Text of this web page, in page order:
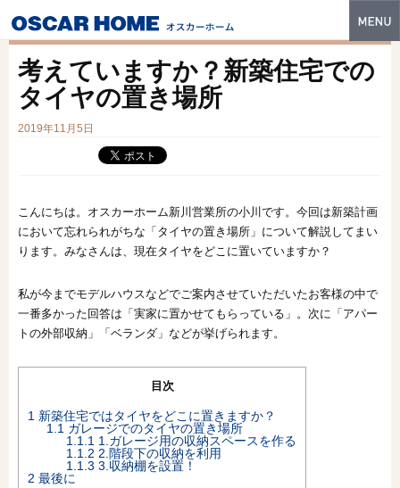
特長
イベント・モデルハウス
建築実例
販売中の物件
土地情報
オンライン相談会
考えていますか？新築住宅での
タイヤの置き場所
2019年11月5日
こんにちは。オスカーホーム新川営業所の小川です。今回は新築計画
において忘れられがちな「タイヤの置き場所」について解説してまい
ります。みなさんは、現在タイヤをどこに置いていますか？
私が今までモデルハウスなどでご案内させていただいたお客様の中で
一番多かった回答は「実家に置かせてもらっている」。次に「アパー
トの外部収納」「ベランダ」などが挙げられます。
目次
1 新築住宅ではタイヤをどこに置きますか？
1.1 ガレージでのタイヤの置き場所
1.1.1 1.ガレージ用の収納スペースを作る
1.1.2 2.階段下の収納を利用
1.1.3 3.収納棚を設置！
2 最後に